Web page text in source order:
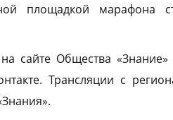
площадкой марафона
на сайте Общества
Трансляции с